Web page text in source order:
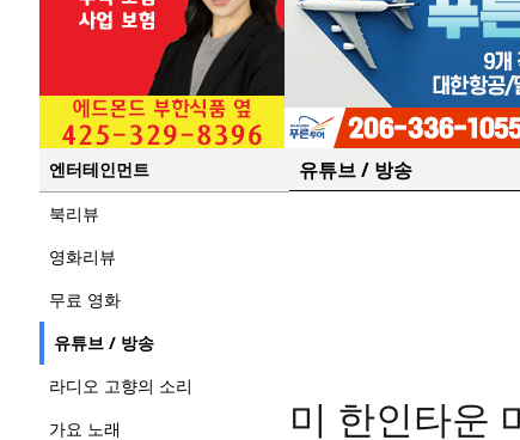
엔터테인먼트
북리뷰
영화리뷰
무료 영화
유튜브 / 방송
라디오 고향의 소리
가요 노래
유튜브 / 방송
미 한인타운